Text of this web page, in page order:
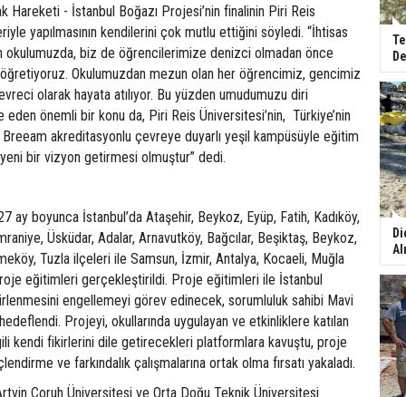
Hareketi - İstanbul Boğazı Projesi’nin finalinin Piri Reis
yapılmasının kendilerini çok mutlu ettiğini söyledi. “İhtisas
okulumuzda, biz de öğrencilerimize denizci olmadan önce
Okulumuzdan mezun olan her öğrencimiz, gencimiz
olarak hayata atılıyor. Bu yüzden umudumuzu diri
önemli bir konu da, Piri Reis Üniversitesi’nin, Türkiye’nin
Breeam akreditasyonlu çevreye duyarlı yeşil kampüsüyle eğitim
bir vizyon getirmesi olmuştur” dedi.
ay boyunca İstanbul’da Ataşehir, Beykoz, Eyüp, Fatih, Kadıköy,
Üsküdar, Adalar, Arnavutköy, Bağcılar, Beşiktaş, Beykoz,
Tuzla ilçeleri ile Samsun, İzmir, Antalya, Kocaeli, Muğla
eğitimleri gerçekleştirildi. Proje eğitimleri ile İstanbul
kirlenmesini engellemeyi görev edinecek, sorumluluk sahibi Mavi
Projeyi, okullarında uygulayan ve etkinliklere katılan
kendi fikirlerini dile getirecekleri platformlara kavuştu, proje
ve farkındalık çalışmalarına ortak olma fırsatı yakaladı.
Çoruh Üniversitesi ve Orta Doğu Teknik Üniversitesi